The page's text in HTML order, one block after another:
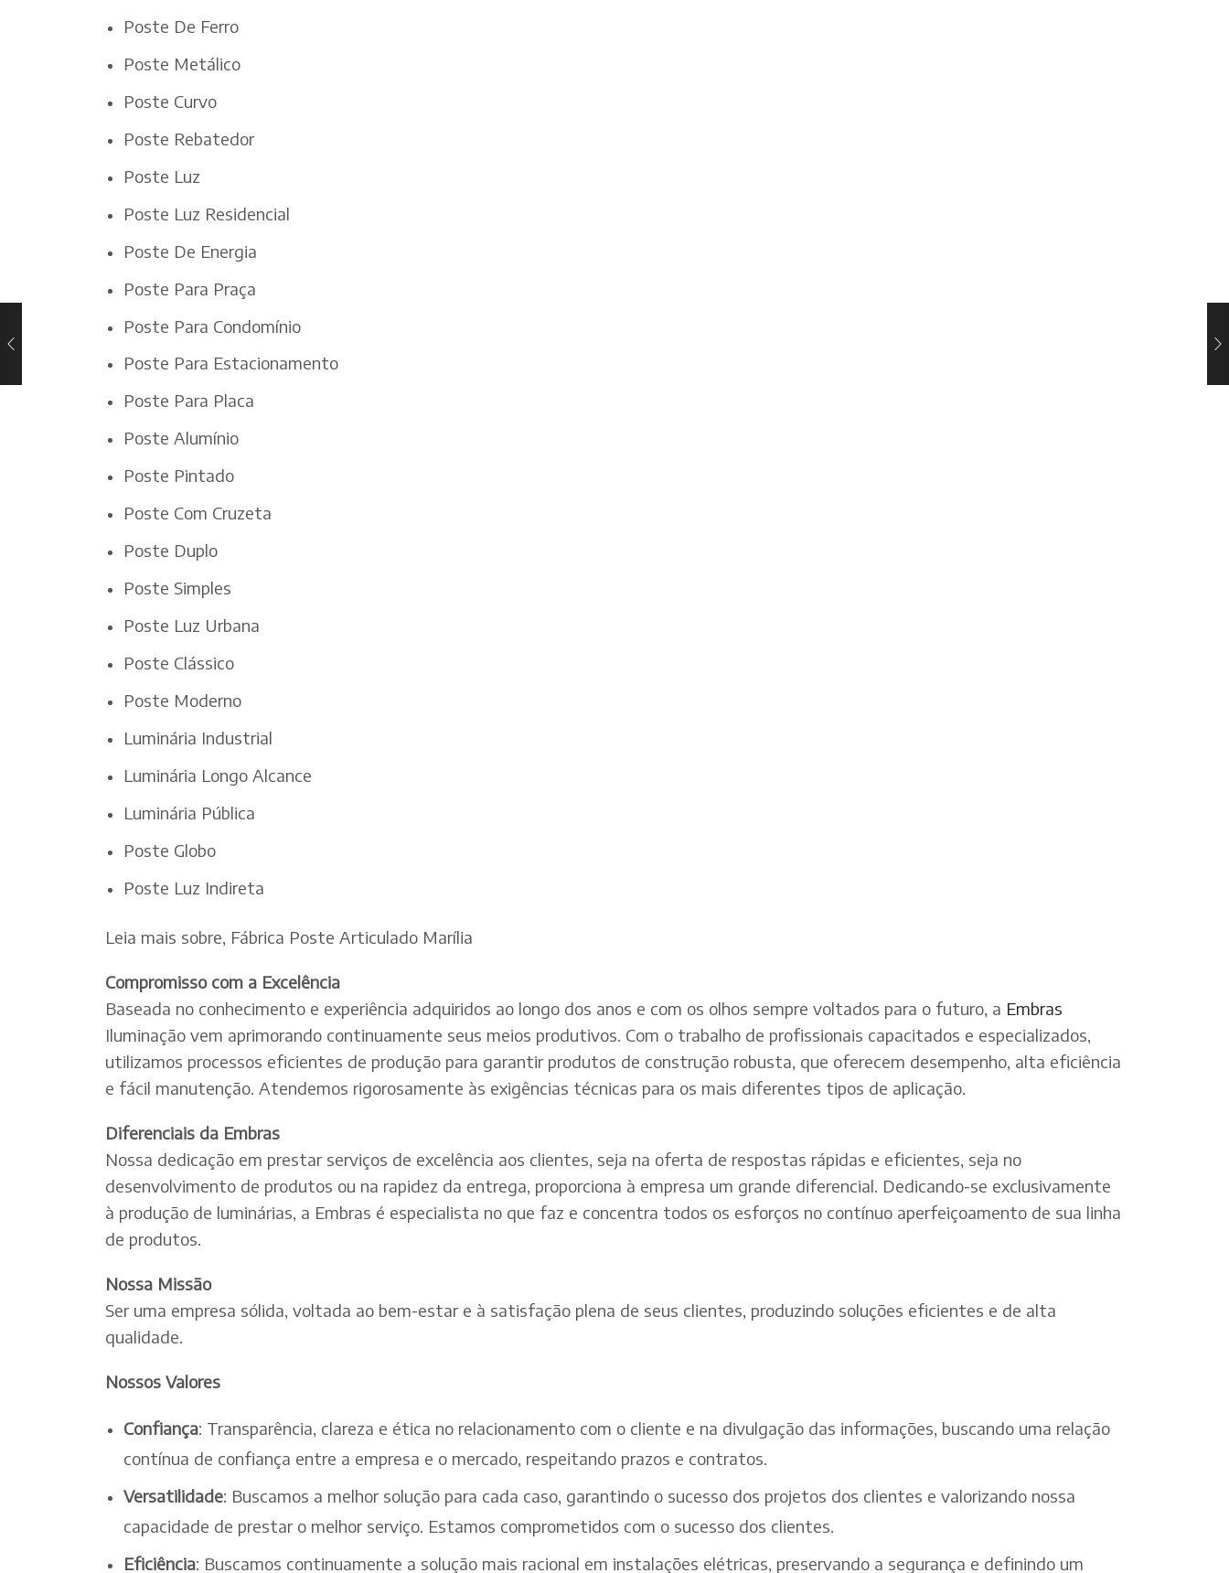
Poste De Ferro
Poste Metálico
Poste Curvo
Poste Rebatedor
Poste Luz
Poste Luz Residencial
Poste De Energia
Poste Para Praça
Poste Para Condomínio
Poste Para Estacionamento
Poste Para Placa
Poste Alumínio
Poste Pintado
Poste Com Cruzeta
Poste Duplo
Poste Simples
Poste Luz Urbana
Poste Clássico
Poste Moderno
Luminária Industrial
Luminária Longo Alcance
Luminária Pública
Poste Globo
Poste Luz Indireta
Leia mais sobre, Fábrica Poste Articulado Marília
Compromisso com a Excelência
Baseada no conhecimento e experiência adquiridos ao longo dos anos e com os olhos sempre voltados para o futuro, a Embras
Iluminação vem aprimorando continuamente seus meios produtivos. Com o trabalho de profissionais capacitados e especializados,
utilizamos processos eficientes de produção para garantir produtos de construção robusta, que oferecem desempenho, alta eficiência
e fácil manutenção. Atendemos rigorosamente às exigências técnicas para os mais diferentes tipos de aplicação.
Diferenciais da Embras
Nossa dedicação em prestar serviços de excelência aos clientes, seja na oferta de respostas rápidas e eficientes, seja no
desenvolvimento de produtos ou na rapidez da entrega, proporciona à empresa um grande diferencial. Dedicando-se exclusivamente
à produção de luminárias, a Embras é especialista no que faz e concentra todos os esforços no contínuo aperfeiçoamento de sua linha
de produtos.
Nossa Missão
Ser uma empresa sólida, voltada ao bem-estar e à satisfação plena de seus clientes, produzindo soluções eficientes e de alta
qualidade.
Nossos Valores
Confiança: Transparência, clareza e ética no relacionamento com o cliente e na divulgação das informações, buscando uma relação
contínua de confiança entre a empresa e o mercado, respeitando prazos e contratos.
Versatilidade: Buscamos a melhor solução para cada caso, garantindo o sucesso dos projetos dos clientes e valorizando nossa
capacidade de prestar o melhor serviço. Estamos comprometidos com o sucesso dos clientes.
Eficiência: Buscamos continuamente a solução mais racional em instalações elétricas, preservando a segurança e definindo um